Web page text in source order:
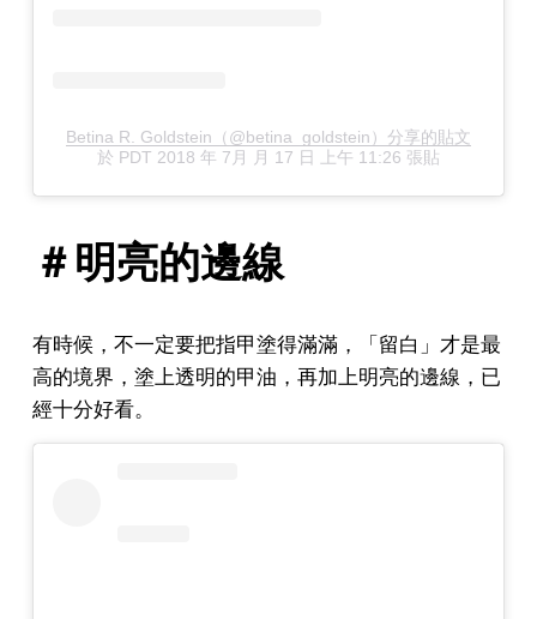
Betina R. Goldstein（@betina_goldstein）分享的貼文
於 PDT 2018 年 7月 月 17 日 上午 11:26 張貼
＃明亮的邊線
有時候，不一定要把指甲塗得滿滿，「留白」才是最
高的境界，塗上透明的甲油，再加上明亮的邊線，已
經十分好看。